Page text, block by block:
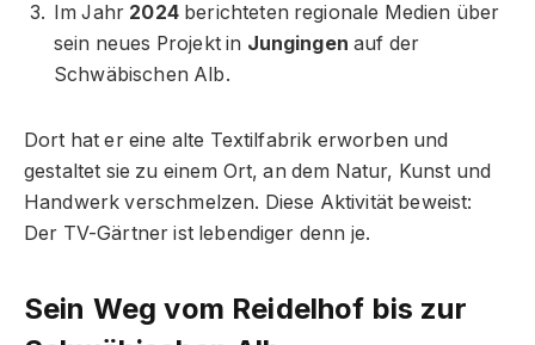
Im Jahr 2024berichteten regionale Medien über
sein neues Projekt in Jungingen auf der
Schwäbischen Alb.
Dort hat er eine alte Textilfabrik erworben und
gestaltet sie zu einem Ort, an dem Natur, Kunst und
Handwerk verschmelzen. Diese Aktivität beweist:
Der TV-Gärtner ist lebendiger denn je.
Sein Weg vom Reidelhof bis zur